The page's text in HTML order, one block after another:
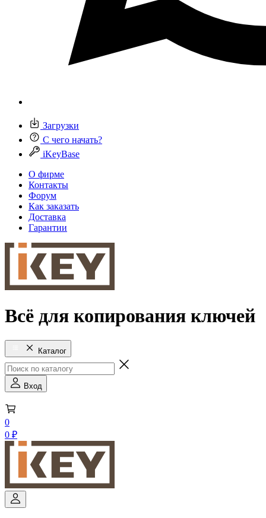
Загрузки
С чего начать?
iKeyBase
О фирме
Контакты
Форум
Как заказать
Доставка
Гарантии
Всё для копирования ключей
Каталог
Вход
0
0 ₽